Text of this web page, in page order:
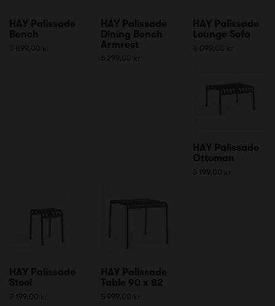
HAY Palissade
Bench
3 899,00 kr
HAY Palissade
Dining Bench
Armrest
6 299,00 kr
HAY Palissade
Lounge Sofa
8 099,00 kr
HAY Palissade
Ottoman
3 199,00 kr
HAY Palissade
Stool
2 199,00 kr
HAY Palissade
Table 90 x 82
5 999,00 kr